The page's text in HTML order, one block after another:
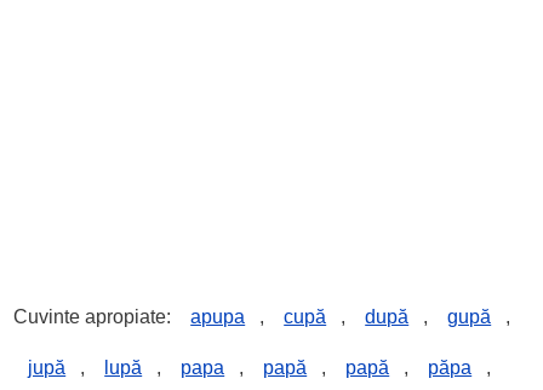
Cuvinte apropiate: apupa , cupă , după , gupă ,
jupă , lupă , papa , papă , papă , păpa ,